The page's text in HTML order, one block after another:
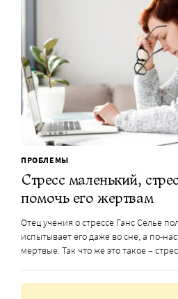
ПРОБЛЕМЫ
Стресс маленький,
помочь его жертвам
Отец учения о стрессе Ганс Селье
испытывает его даже во сне, а по-
мертвые. Так что же это такое –